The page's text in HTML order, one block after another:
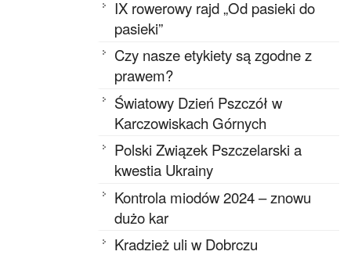
IX rowerowy rajd „Od pasieki do
pasieki”
Czy nasze etykiety są zgodne z
prawem?
Światowy Dzień Pszczół w
Karczowiskach Górnych
Polski Związek Pszczelarski a
kwestia Ukrainy
Kontrola miodów 2024 – znowu
dużo kar
Kradzież uli w Dobrczu